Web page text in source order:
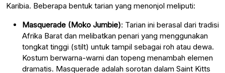
Karibia. Beberapa bentuk tarian yang menonjol meliputi:
Masquerade (Moko Jumbie): Tarian ini berasal dari tradisi
Afrika Barat dan melibatkan penari yang menggunakan
tongkat tinggi (stilt) untuk tampil sebagai roh atau dewa.
Kostum berwarna-warni dan topeng menambah elemen
dramatis. Masquerade adalah sorotan dalam Saint Kitts